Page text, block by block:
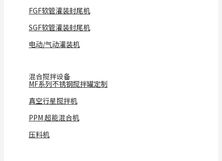
FGF软管灌装封尾机
SGF软管灌装封尾机
电动/气动灌装机
混合搅拌设备
MF系列不锈钢搅拌罐定制
真空行星搅拌机
PPM 超能混合机
压料机